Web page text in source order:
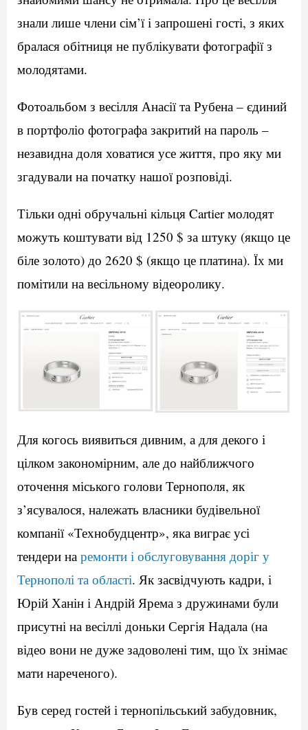
знали лише члени сім’ї і запрошені гості, з яких
бралася обітниця не публікувати фотографії з
молодятами.
Фотоальбом з весілля Анасії та Рубена – єдиний
в портфоліо фотографа закритий на пароль –
незавидна доля ховатися усе життя, про яку ми
згадували на початку нашої розповіді.
Тільки одні обручальні кільця Cartier молодят
можуть коштувати від 1250 $ за штуку (якщо це
біле золото) до 2620 $ (якщо це платина). Їх ми
помітили на весільному відеоролику.
Для когось виявиться дивним, а для декого і
цілком закономірним, але до найближчого
оточення міського голови Тернополя, як
з’ясувалося, належать власники будівельної
компанії «Технобудцентр», яка виграє усі
тендери на ремонти і обслуговування доріг у
Тернополі та області. Як засвідчують кадри, і
Юрій Ханін і Андрій Ярема з дружинами були
присутні на весіллі доньки Сергія Надала (на
відео вони не дуже задоволені тим, що їх знімає
мати нареченого).
Був серед гостей і тернопільський забудовник,